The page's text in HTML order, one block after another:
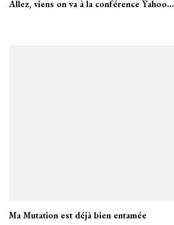
Allez, viens on va à la conférence Yahoo…
Ma Mutation est déjà bien entamée